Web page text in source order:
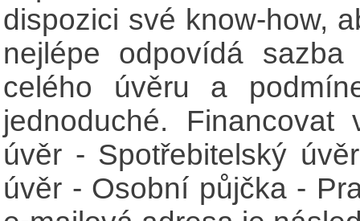
dispozici své know-how,
nejlépe odpovídá
celého úvěru a
jednoduché.
úvěr - Spotřebitelský
úvěr - Osobní půjčka -